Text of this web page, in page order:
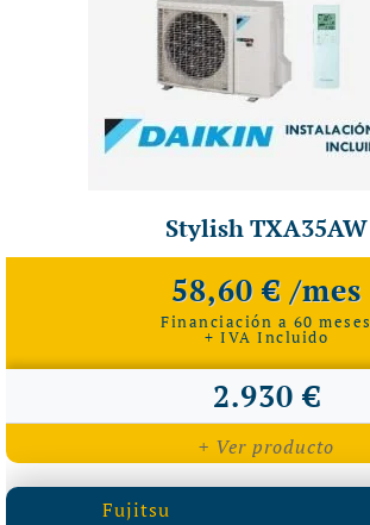
Stylish TXA35AW
58,60 € /mes
Financiación a 60 meses
+ IVA Incluido
2.930 €
+ Ver producto
Fujitsu